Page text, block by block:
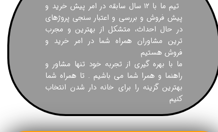
تیم ما با ۱۲ سال سابقه در امر پیش خرید و
پیش فروش و بررسی و اعتبار سنجی پروژهای
در حال احداث، متشکل از بهترین و مجرب
ترین مشاوران همراه شما در امر خرید و
فروش هستیم
ما با بهره گیری از تجربه خود تنها مشاور و
راهنما و همرا شما می باشیم . تا همراه شما
بهترین گزینه را برای خانه دار شدن انتخاب
کنیم